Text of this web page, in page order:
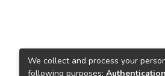
We collect and process your
following purposes: